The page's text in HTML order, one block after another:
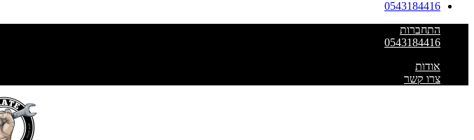
0543184416
התחברות
0543184416
אודות
צרו קשר